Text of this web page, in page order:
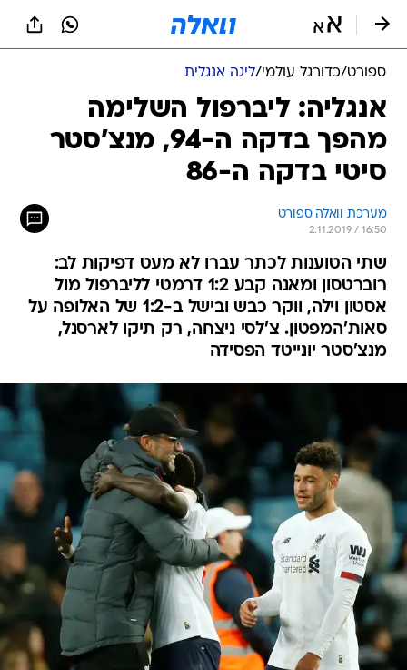
ספורט/כדורגל עולמי/ליגה אנגלית
אנגליה: ליברפול השלימה
מהפך בדקה ה-94, מנצ'סטר
סיטי בדקה ה-86
מערכת וואלה ספורט
2.11.2019 / 16:50
שתי הטוענות לכתר עברו לא מעט דפיקות לב:
רוברטסון ומאנה קבע 1:2 דרמטי לליברפול מול
אסטון וילה, ווקר כבש ובישל ב-1:2 של האלופה על
סאות'המפטון. צ'לסי ניצחה, רק תיקו לארסנל,
מנצ'סטר יונייטד הפסידה